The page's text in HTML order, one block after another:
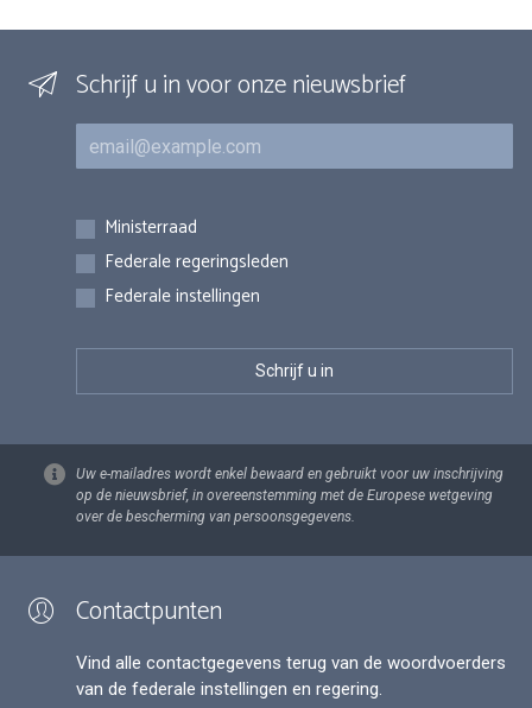
Schrijf u in voor onze nieuwsbrief
E-mail
Inschrijvingen
Ministerraad
Federale regeringsleden
Federale instellingen
Uw e-mailadres wordt enkel bewaard en gebruikt voor uw inschrijving
op de nieuwsbrief, in overeenstemming met de Europese wetgeving
over de bescherming van persoonsgegevens.
Contactpunten
Vind alle contactgegevens terug van de woordvoerders
van de federale instellingen en regering.